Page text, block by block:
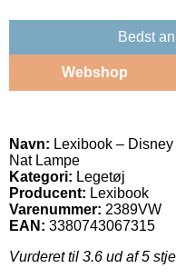
Bedst
Webshop
Navn: Lexibook –
Nat Lampe
Kategori: Legetøj
Producent: Lexibook
Varenummer: 2389VW
EAN: 3380743067315
Vurderet til 3.6 ud af 5